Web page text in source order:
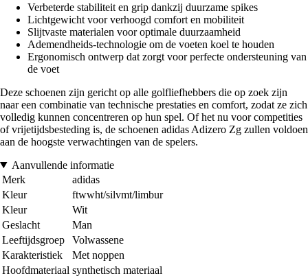
Verbeterde stabiliteit en grip dankzij duurzame spikes
Lichtgewicht voor verhoogd comfort en mobiliteit
Slijtvaste materialen voor optimale duurzaamheid
Ademendheids-technologie om de voeten koel te houden
Ergonomisch ontwerp dat zorgt voor perfecte ondersteuning van
de voet
Deze schoenen zijn gericht op alle golfliefhebbers die op zoek zijn
naar een combinatie van technische prestaties en comfort, zodat ze zich
volledig kunnen concentreren op hun spel. Of het nu voor competities
of vrijetijdsbesteding is, de schoenen adidas Adizero Zg zullen voldoen
aan de hoogste verwachtingen van de spelers.
Aanvullende informatie
Merk
adidas
Kleur
ftwwht/silvmt/limbur
Kleur
Wit
Geslacht
Man
Leeftijdsgroep
Volwassene
Karakteristiek
Met noppen
Hoofdmateriaal synthetisch materiaal